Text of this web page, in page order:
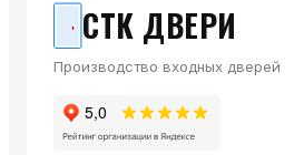
СТК ДВЕРИ
Производство входных дверей